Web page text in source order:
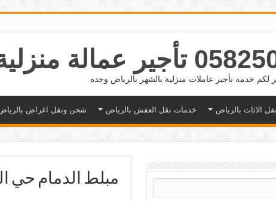
بالشهر بالرياض وجده
الاثاث بالرياض خدمات نقل العفش بالرياض شحن ونقل اغراض
مبلط الدمام حي